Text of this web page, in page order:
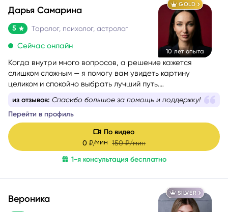
GOLD
10 лет опыта
Дарья Самарина
5 Таролог, психолог, астролог
Сейчас онлайн
Когда внутри много вопросов, а решение кажется
слишком сложным — я помогу вам увидеть картину
целиком и спокойно выбрать лучший путь.
помогая людям проходить сложные этапы жизни
осознанно и с опорой на себя.
из отзывов: Спасибо большое за помощь и поддержку!
Перейти в профиль
По видео
0 ₽/мин150 ₽/мин
1-я консультация бесплатно
SILVER
Вероника